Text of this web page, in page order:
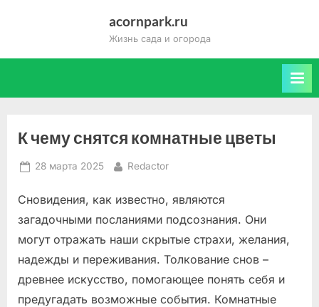
acornpark.ru
Жизнь сада и огорода
К чему снятся комнатные цветы
Posted
28 марта 2025 By
Redactor
Сновидения, как известно, являются
загадочными посланиями подсознания. Они
могут отражать наши скрытые страхи, желания,
надежды и переживания. Толкование снов –
древнее искусство, помогающее понять себя и
предугадать возможные события. Комнатные